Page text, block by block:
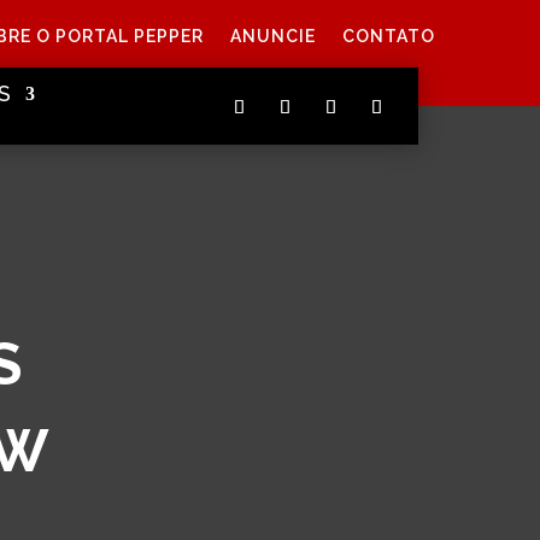
O PORTAL PEPPER ANUNCIE CONTATO